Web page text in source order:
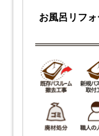
お風呂リフ